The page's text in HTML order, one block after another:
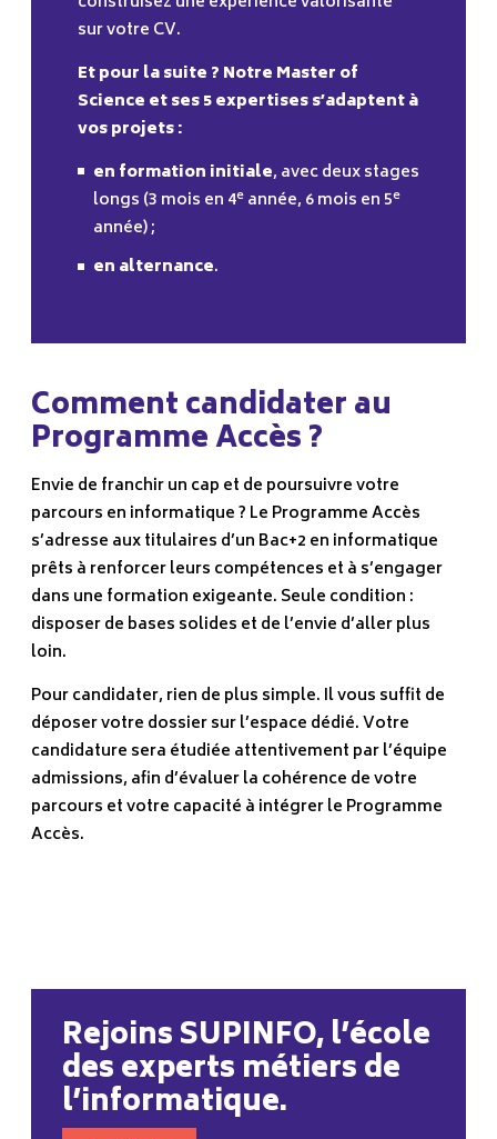
sur votre CV.
Et pour la suite ? Notre Master of
Science et ses 5 expertises s’adaptent à
vos projets :
en formation initiale, avec deux stages
longs (3 mois en 4e année, 6 mois en 5e
année) ;
en alternance.
Comment candidater au
Programme Accès ?
Envie de franchir un cap et de poursuivre votre
parcours en informatique ? Le Programme Accès
s’adresse aux titulaires d’un Bac+2 en informatique
prêts à renforcer leurs compétences et à s’engager
dans une formation exigeante. Seule condition :
disposer de bases solides et de l’envie d’aller plus
loin.
Pour candidater, rien de plus simple. Il vous suffit de
déposer votre dossier sur l’espace dédié. Votre
candidature sera étudiée attentivement par l’équipe
admissions, afin d’évaluer la cohérence de votre
parcours et votre capacité à intégrer le Programme
Accès.
Rejoins SUPINFO, l’école
des experts métiers de
l’informatique.